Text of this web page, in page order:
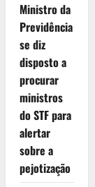
Ministro da
Previdência
se diz
disposto a
procurar
ministros
do STF para
alertar
sobre a
pejotização